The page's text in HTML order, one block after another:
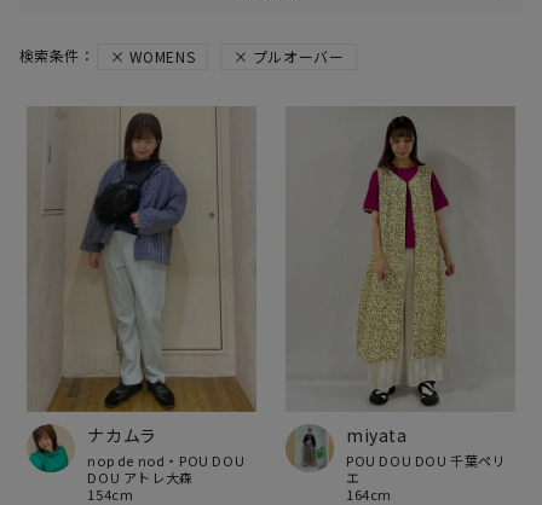
WOMENS プルオーバー
ナカムラ
nop de nod・POU DOU
DOU アトレ大森
154cm
miyata
POU DOU DOU 千葉ペリ
エ
164cm